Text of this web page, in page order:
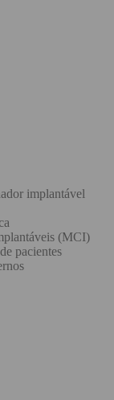
implantável
(MCI)
pacientes